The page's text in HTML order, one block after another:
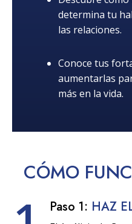
determina tu
las relaciones.
Conoce tus
aumentarlas
más en la vida.
CÓMO
Paso 1: HAZ